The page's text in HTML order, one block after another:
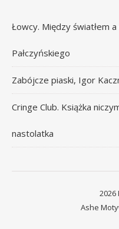
Łowcy. Między światłem a
Pałczyńskiego
Zabójcze piaski, Igor
Cringe Club. Książka
nastolatka
Ashe